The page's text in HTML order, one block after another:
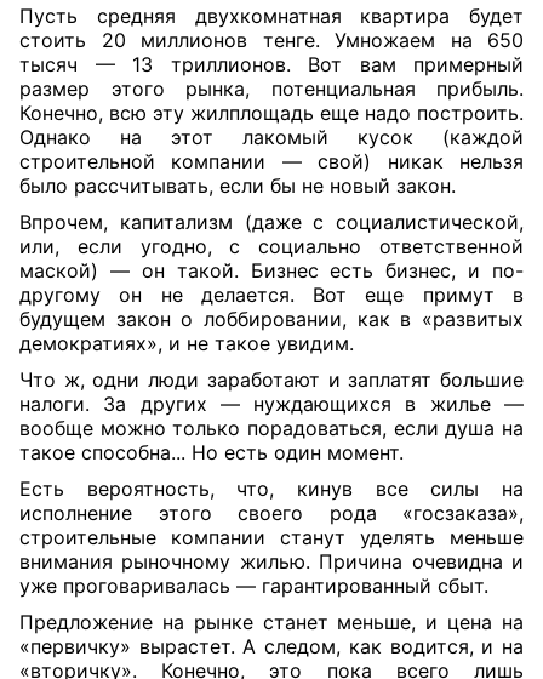
Пусть средняя двухкомнатная квартира будет
стоить 20 миллионов тенге. Умножаем на 650
тысяч — 13 триллионов. Вот вам примерный
размер этого рынка, потенциальная прибыль.
Конечно, всю эту жилплощадь еще надо построить.
Однако на этот лакомый кусок (каждой
строительной компании — свой) никак нельзя
было рассчитывать, если бы не новый закон.
Впрочем, капитализм (даже с социалистической,
или, если угодно, с социально ответственной
маской) — он такой. Бизнес есть бизнес, и по-
другому он не делается. Вот еще примут в
будущем закон о лоббировании, как в «развитых
демократиях», и не такое увидим.
Что ж, одни люди заработают и заплатят большие
налоги. За других — нуждающихся в жилье —
вообще можно только порадоваться, если душа на
такое способна... Но есть один момент.
Есть вероятность, что, кинув все силы на
исполнение этого своего рода «госзаказа»,
строительные компании станут уделять меньше
внимания рыночному жилью. Причина очевидна и
уже проговаривалась — гарантированный сбыт.
Предложение на рынке станет меньше, и цена на
«первичку» вырастет. А следом, как водится, и на
«вторичку». Конечно, это пока всего лишь